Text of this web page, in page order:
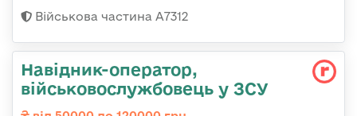
Військова частина А7312
Навідник-оператор,
військовослужбовець у ЗСУ